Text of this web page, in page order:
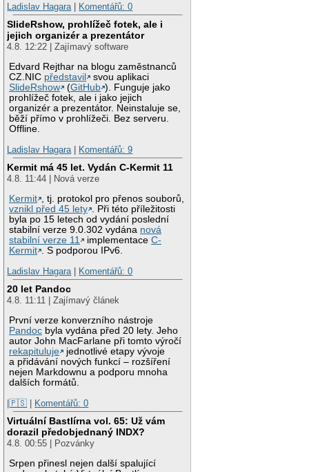
Ladislav Hagara | Komentářů: 0
SlideRshow, prohlížeč fotek, ale i
jejich organizér a prezentátor
4.8. 12:22 | Zajímavý software
Edvard Rejthar na blogu zaměstnanců
CZ.NIC představil
svou aplikaci
SlideRshow
(GitHub ). Funguje jako
prohlížeč fotek, ale i jako jejich
organizér a prezentátor. Neinstaluje se,
běží přímo v prohlížeči. Bez serveru.
Offline.
Ladislav Hagara | Komentářů: 9
Kermit má 45 let. Vydán C-Kermit 11
4.8. 11:44 | Nová verze
Kermit , tj. protokol pro přenos souborů,
vznikl před 45 lety . Při této příležitosti
byla po 15 letech od vydání poslední
stabilní verze 9.0.302 vydána nová
stabilní verze 11
implementaceC-
Kermit . S podporou IPv6.
Ladislav Hagara | Komentářů: 0
20 let Pandoc
4.8. 11:11 | Zajímavý článek
První verze konverzního nástroje
Pandoc byla vydána před 20 lety. Jeho
autor John MacFarlane při tomto výročí
rekapituluje
jednotlivé etapy vývoje
a přidávání nových funkcí – rozšíření
nejen Markdownu a podporu mnoha
dalších formátů.
|🇵🇸 | Komentářů: 0
Virtuální Bastlírna vol. 65: Už vám
dorazil předobjednaný INDX?
4.8. 00:55 | Pozvánky
Srpen přinesl nejen další spalující